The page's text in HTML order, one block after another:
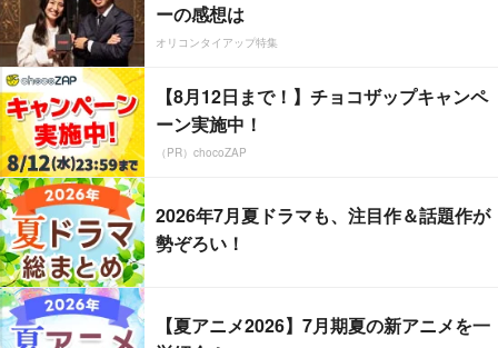
ーの感想は
オリコンタイアップ特集
【8月12日まで！】チョコザップキャンペ
ーン実施中！
（PR）chocoZAP
2026年7月夏ドラマも、注目作＆話題作が
勢ぞろい！
【夏アニメ2026】7月期夏の新アニメを一